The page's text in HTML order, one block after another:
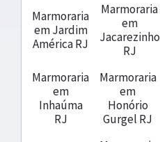
Marmoraria
em Jardim
América RJ
Marmoraria
em
Jacarezinho
RJ
Marmoraria
em
Inhaúma
RJ
Marmoraria
em
Honório
Gurgel RJ